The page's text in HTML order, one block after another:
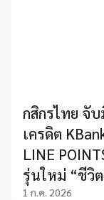
กสิกรไทย จั
เครดิต
LINE
รุ่นใหม่ “ชีวิ
1 ก.ค. 2026